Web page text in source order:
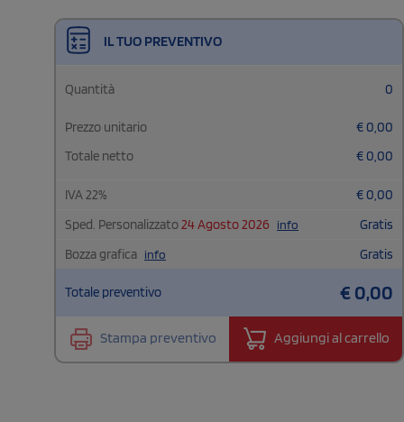
IL TUO PREVENTIVO
Quantità 0
Prezzo unitario €0,00
Totale netto
€0,00
IVA22% €0,00
Sped. Personalizzato24 Agosto 2026 info
Gratis
Bozza grafica info Gratis
Totale preventivo €0,00
Stampa preventivo Aggiungi al carrello